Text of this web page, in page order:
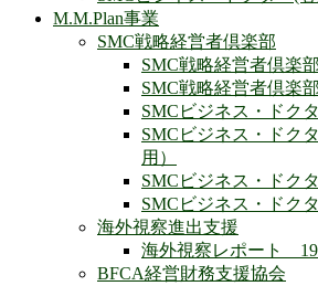
M.M.Plan事業
SMC戦略経営者倶楽部
SMC戦略経営者倶楽
SMC戦略経営者倶楽
SMCビジネス・ドク
SMCビジネス・ドク
用）
SMCビジネス・ドク
SMCビジネス・ドク
海外視察進出支援
海外視察レポート
BFCA経営財務支援協会